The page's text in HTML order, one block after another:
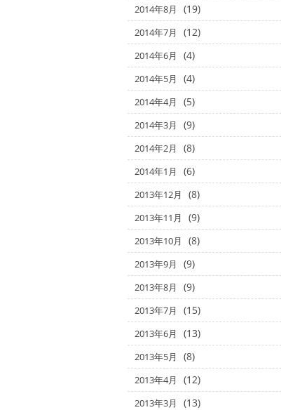
2014年8月 (19)
2014年7月 (12)
2014年6月 (4)
2014年5月 (4)
2014年4月 (5)
2014年3月 (9)
2014年2月 (8)
2014年1月 (6)
2013年12月 (8)
2013年11月 (9)
2013年10月 (8)
2013年9月 (9)
2013年8月 (9)
2013年7月 (15)
2013年6月 (13)
2013年5月 (8)
2013年4月 (12)
2013年3月 (13)